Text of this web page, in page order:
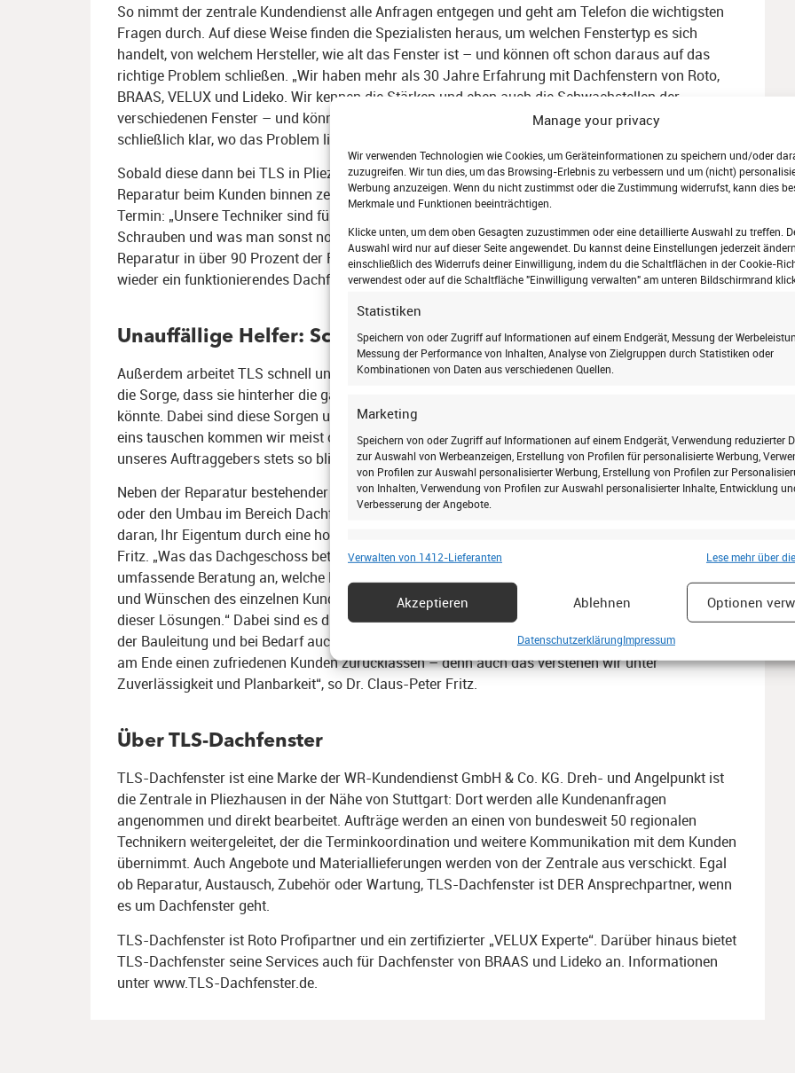
Manage your privacy
Wir verwenden Technologien wie Cookies, um Geräteinformationen zu speichern und/oder
zuzugreifen. Wir tun dies, um das Browsing-Erlebnis zu verbessern und um (nicht)
Werbung anzuzeigen. Wenn du nicht zustimmst oder die Zustimmung widerrufst, kann dies
Merkmale und Funktionen beeinträchtigen.
Klicke unten, um dem oben Gesagten zuzustimmen oder eine detaillierte Auswahl zu treffen.
Auswahl wird nur auf dieser Seite angewendet. Du kannst deine Einstellungen jederzeit ändern,
einschließlich des Widerrufs deiner Einwilligung, indem du die Schaltflächen in der Cookie-
verwendest oder auf die Schaltfläche "Einwilligung verwalten" am unteren Bildschirmrand
Statistiken
Speichern von oder Zugriff auf Informationen auf einem Endgerät, Messung der
Messung der Performance von Inhalten, Analyse von Zielgruppen durch Statistiken oder
Kombinationen von Daten aus verschiedenen Quellen.
Marketing
Speichern von oder Zugriff auf Informationen auf einem Endgerät, Verwendung reduzierter
zur Auswahl von Werbeanzeigen, Erstellung von Profilen für personalisierte Werbung,
von Profilen zur Auswahl personalisierter Werbung, Erstellung von Profilen zur
von Inhalten, Verwendung von Profilen zur Auswahl personalisierter Inhalte, Entwicklung
Verbesserung der Angebote.
verschiedener Endgeräte, Identifikation von Endgeräten anhand automatisch
übermittelter Informationen.
Gewährleistung der Sicherheit, Verhinderung und Aufdeckung von
Betrug und Fehlerbehebung, Bereitstellung und Anzeige von
Werbung und Inhalten, Ihre Entscheidungen zum Datenschutz
Verwalten von 1412-Lieferanten Lese mehr über
Akzeptieren Ablehnen Optionen
DatenschutzerklärungImpressum
So nimmt der zentrale Kundendienst alle Anfragen entgegen und geht am Telefon die wichtigsten
Fragen durch. Auf diese Weise finden die Spezialisten heraus, um welchen Fenstertyp es sich
handelt, von welchem Hersteller, wie alt das Fenster ist – und können oft schon daraus auf das
richtige Problem schließen. „Wir haben mehr als 30 Jahre Erfahrung mit Dachfenstern von Roto,
BRAAS, VELUX und Lideko. Wir kennen die Stärken und eben auch die Schwachstellen der
verschiedenen Fenster – und können meist schnell und unkompliziert helfen“, so Dr. Fritz. Ist
schließlich klar, wo das Problem liegt, können die passenden Ersatzteile nachbestellt werden.
Sobald diese dann bei TLS in Pliezhausen eingetroffen sind, läuft die Zeit: Ab jetzt wird die
Reparatur beim Kunden binnen zehn Tagen vorgenommen. Und zwar in der Regel mit nur einem
Termin: „Unsere Techniker sind für alle Eventualitäten gewappnet und haben alles an Werkzeug,
Schrauben und was man sonst noch braucht dabei. So können wir sicherstellen, dass die
Reparatur in über 90 Prozent der Fälle mit einer Anfahrt erledigt wird und die Kunden danach
wieder ein funktionierendes Dachfenster haben.“
Unauffällige Helfer: Schnell und sauber
Außerdem arbeitet TLS schnell und sauber: „Gerade bei größeren Reparaturen haben viele Kunden
die Sorge, dass sie hinterher die ganze Wohnung putzen müssen, weil so viel Dreck entstehen
könnte. Dabei sind diese Sorgen unbegründet: Sogar, wenn wir ein komplettes Dachfenster eins zu
eins tauschen kommen wir meist ohne Brech- und Putzarbeiten aus. Wir verlassen die Wohnung
unseres Auftraggebers stets so blitzeblank wie wir sie vorgefunden haben“, verspricht Dr. Fritz.
Neben der Reparatur bestehender Dachfenster bietet TLS also auch den Austausch alter Fenster
oder den Umbau im Bereich Dachfenster an. „Gerade Hauseigentümer haben ein großes Interesse
daran, Ihr Eigentum durch eine hochwertige, aber bezahlbare Sanierung aufzuwerten“, erklärt Dr.
Fritz. „Was das Dachgeschoss betrifft, bedeutet das vor allem: mehr Licht und Luft. Wir bieten eine
umfassende Beratung an, welche Lösungen und welche Produkte am besten zu den Anforderungen
und Wünschen des einzelnen Kunden passen. Und natürlich übernehmen wir auch den Einbau
dieser Lösungen.“ Dabei sind es die Techniker von TLS-Dachfenster gewohnt, Hand in Hand mit
der Bauleitung und bei Bedarf auch anderen Gewerken zu arbeiten. „Für uns zählt immer, dass wir
am Ende einen zufriedenen Kunden zurücklassen – denn auch das verstehen wir unter
Zuverlässigkeit und Planbarkeit“, so Dr. Claus-Peter Fritz.
Über TLS-Dachfenster
TLS-Dachfenster ist eine Marke der WR-Kundendienst GmbH & Co. KG. Dreh- und Angelpunkt ist
die Zentrale in Pliezhausen in der Nähe von Stuttgart: Dort werden alle Kundenanfragen
angenommen und direkt bearbeitet. Aufträge werden an einen von bundesweit 50 regionalen
Technikern weitergeleitet, der die Terminkoordination und weitere Kommunikation mit dem Kunden
übernimmt. Auch Angebote und Materiallieferungen werden von der Zentrale aus verschickt. Egal
ob Reparatur, Austausch, Zubehör oder Wartung, TLS-Dachfenster ist DER Ansprechpartner, wenn
es um Dachfenster geht.
TLS-Dachfenster ist Roto Profipartner und ein zertifizierter „VELUX Experte“. Darüber hinaus bietet
TLS-Dachfenster seine Services auch für Dachfenster von BRAAS und Lideko an. Informationen
unter www.TLS-Dachfenster.de.